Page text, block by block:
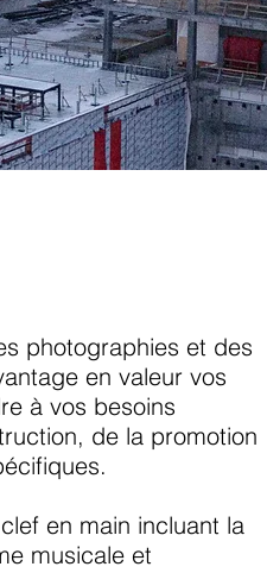
photographies et des
en valeur vos
à vos besoins
de la promotion
en main incluant la
musicale et